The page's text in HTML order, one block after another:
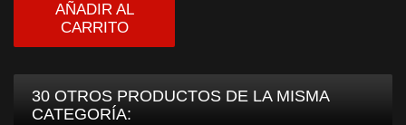
AÑADIR AL
CARRITO
30 OTROS PRODUCTOS DE LA MISMA
CATEGORÍA: